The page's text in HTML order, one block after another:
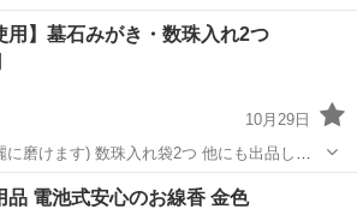
備なので1年中快適作業◎マイカー通勤OK
貸与◎《北海道恵庭市》 人気の工場の
...
ポロビール庭園駅 その他
用】墓石みがき・数珠入れ2つ
10月29日
す) 数珠入れ袋2つ 他にも出品して
葬祭 数珠
品 電池式安心のお線香 金色